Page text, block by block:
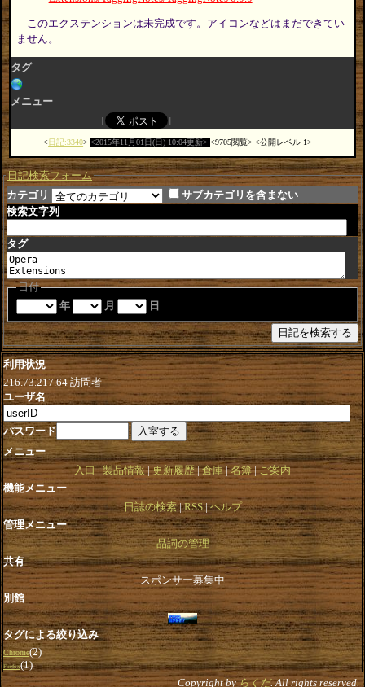
このエクステンションは未完成です。アイコンなどはまだできてい
ません。
タグ
メニュー
日記:3340 2015年11月01日(日) 10:04更新 9705閲覧 公開レベル 1
日記検索フォーム
カテゴリ
サブカテゴリを含まない
検索文字列
タグ
日付
年
月 日
利用状況
216.73.217.64訪問者
ユーザ名
パスワード
メニュー
入口 製品情報 更新履歴 倉庫 名簿 ご案内
機能メニュー
日誌の検索 RSS ヘルプ
管理メニュー
品詞の管理
共有
スポンサー募集中
別館
タグによる絞り込み
Chrome(2)
Firefox(1)
Copyright byらくだ. All rights reserved.